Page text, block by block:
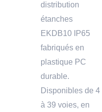
distribution
étanches
EKDB10 IP65
fabriqués en
plastique PC
durable.
Disponibles de 4
à 39 voies, en